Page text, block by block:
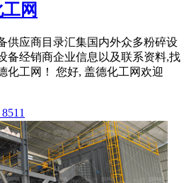
网
供应商目录汇集国内外众多粉碎设
备经销商企业信息以及联系资料,找
化工网！ 您好, 盖德化工网欢迎